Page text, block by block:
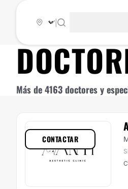
Más de 4163 doctores y
CONTACTAR